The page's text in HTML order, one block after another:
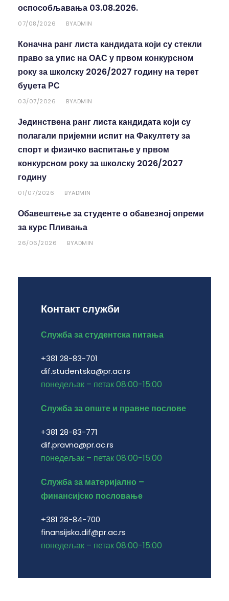
оспособљавања 03.08.2026.
07/08/2026 BYADMIN
Коначна ранг листа кандидата који су стекли
право за упис на ОАС у првом конкурсном
року за школску 2026/2027 годину на терет
буџета РС
03/07/2026 BYADMIN
Јединствена ранг листа кандидата који су
полагали пријемни испит на Факултету за
спорт и физичко васпитање у првом
конкурсном року за школску 2026/2027
годину
01/07/2026 BYADMIN
Обавештење за студенте о обавезној опреми
за курс Пливања
26/06/2026 BYADMIN
Контакт служби
Служба за студентска питања
+381 28-83-701
dif.studentska@pr.ac.rs
понедељак – петак 08:00-15:00
Служба за опште и правне послове
+381 28-83-771
dif.pravna@pr.ac.rs
понедељак – петак 08:00-15:00
Служба за материјално –
финансијско пословање
+381 28-84-700
finansijska.dif@pr.ac.rs
понедељак – петак 08:00-15:00